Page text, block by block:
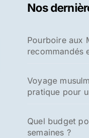
Nos
Pourboire aux
recommandés
Voyage
pratique pour
Quel budget
semaines ?